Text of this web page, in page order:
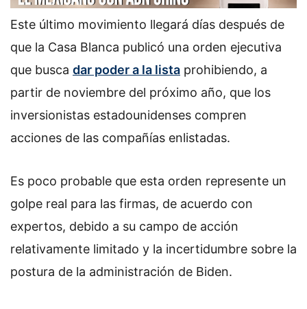
Este último movimiento llegará días después de
que la Casa Blanca publicó una orden ejecutiva
que busca dar poder a la lista prohibiendo, a
partir de noviembre del próximo año, que los
inversionistas estadounidenses compren
acciones de las compañías enlistadas.
Es poco probable que esta orden represente un
golpe real para las firmas, de acuerdo con
expertos, debido a su campo de acción
relativamente limitado y la incertidumbre sobre la
postura de la administración de Biden.